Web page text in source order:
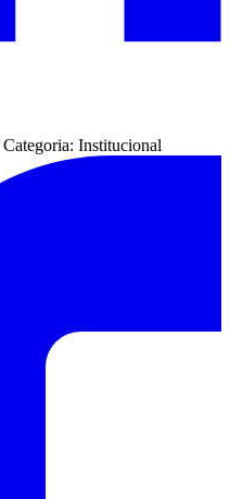
Categoria: Institucional